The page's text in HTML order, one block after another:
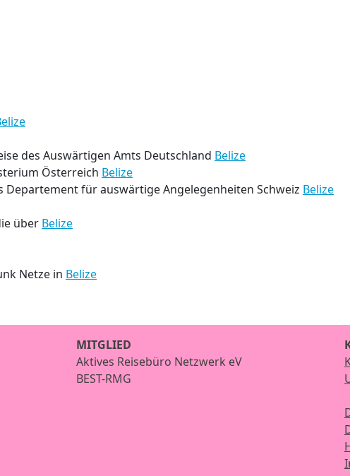
des Auswärtigen Amts Deutschland Belize
Österreich Belize
Departement für auswärtige Angelegenheiten Schweiz Belize
über Belize
Netze in Belize
MITGLIED
Aktives Reisebüro Netzwerk eV
BEST-RMG